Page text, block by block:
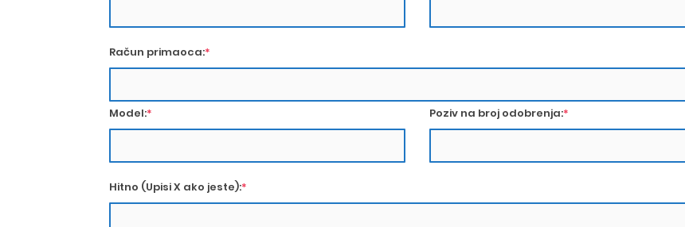
Račun primaoca:*
Model:* Poziv na broj odobrenja:*
Hitno (Upisi X ako jeste):*